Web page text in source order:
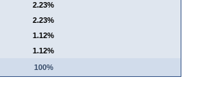
2.23%
2.23%
1.12%
1.12%
100%